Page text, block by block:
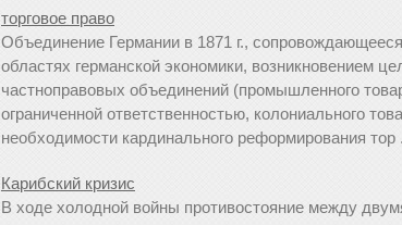
торговое право
Объединение Германии в 1871 г.,
областях германской экономики, возникновением
частноправовых объединений (промышленного
ограниченной ответственностью, колониального
необходимости кардинального реформирования тор
Карибский кризис
В ходе холодной войны противостояние между